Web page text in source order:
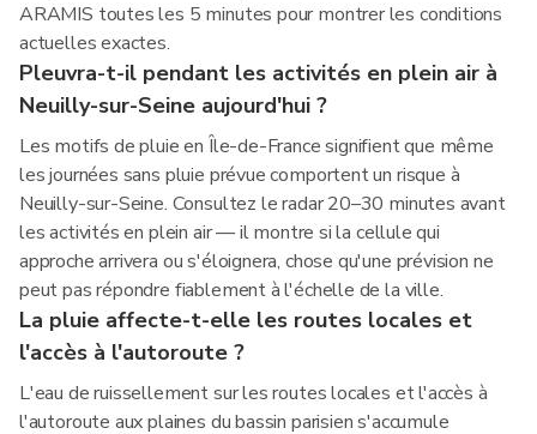
ARAMIS toutes les 5 minutes pour montrer les conditions
actuelles exactes.
Pleuvra-t-il pendant les activités en plein air à
Neuilly-sur-Seine aujourd'hui ?
Les motifs de pluie en Île-de-France signifient que même
les journées sans pluie prévue comportent un risque à
Neuilly-sur-Seine. Consultez le radar 20–30 minutes avant
les activités en plein air — il montre si la cellule qui
approche arrivera ou s'éloignera, chose qu'une prévision ne
peut pas répondre fiablement à l'échelle de la ville.
La pluie affecte-t-elle les routes locales et
l'accès à l'autoroute ?
L'eau de ruissellement sur les routes locales et l'accès à
l'autoroute aux plaines du bassin parisien s'accumule